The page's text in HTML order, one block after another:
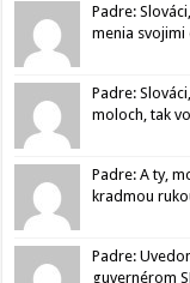
Padre:
menia svojimi
Padre:
moloch, tak
Padre: A ty,
kradmou
Padre:
guvernérom